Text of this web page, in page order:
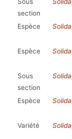
section
Espèce
Espèce
Sous
section
Espèce
Variété